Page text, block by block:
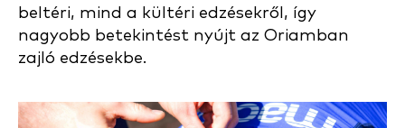
beltéri, mind a kültéri edzésekről, így
nagyobb betekintést nyújt az Oriamban
zajló edzésekbe.